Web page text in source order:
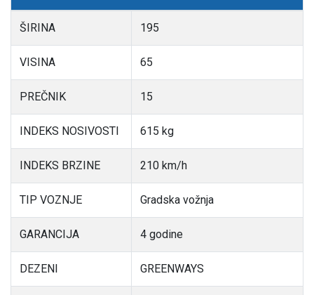
ŠIRINA 195
VISINA 65
PREČNIK 15
INDEKS NOSIVOSTI 615 kg
INDEKS BRZINE 210 km/h
TIP VOZNJE Gradska vožnja
GARANCIJA 4 godine
DEZENI GREENWAYS